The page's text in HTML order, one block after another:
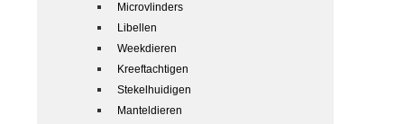
Microvlinders
Libellen
Weekdieren
Kreeftachtigen
Stekelhuidigen
Manteldieren